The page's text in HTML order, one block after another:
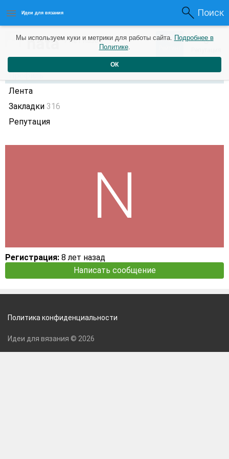
Идеи для вязания Поиск
nata7 лет назад 0 0
Профиль
Лента
Закладки 316
Репутация
Регистрация: 8 лет назад
Написать сообщение
Мы используем куки и метрики для работы сайта. Подробнее в
Политике.
ОК
Политика конфиденциальности
Идеи для вязания © 2026